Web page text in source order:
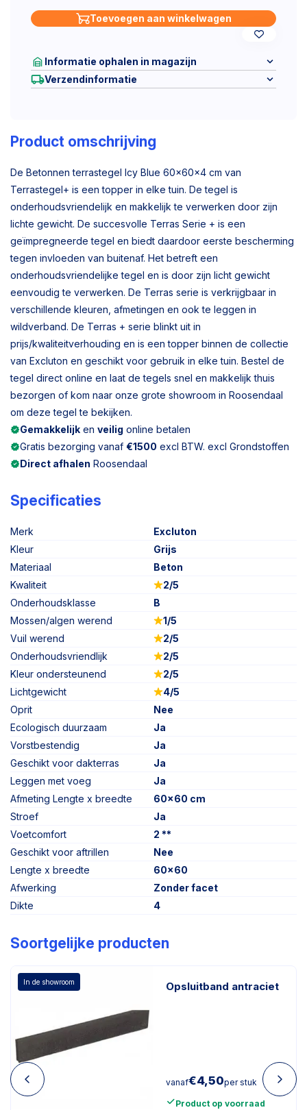
Toevoegen aan winkelwagen
Informatie ophalen in magazijn
Verzendinformatie
Product omschrijving
De Betonnen terrastegel Icy Blue 60x60x4 cm van
Terrastegel+ is een topper in elke tuin. De tegel is
onderhoudsvriendelijk en makkelijk te verwerken door zijn
lichte gewicht. De succesvolle Terras Serie + is een
geïmpregneerde tegel en biedt daardoor eerste bescherming
tegen invloeden van buitenaf. Het betreft een
onderhoudsvriendelijke tegel en is door zijn licht gewicht
eenvoudig te verwerken. De Terras serie is verkrijgbaar in
verschillende kleuren, afmetingen en ook te leggen in
wildverband. De Terras + serie blinkt uit in
prijs/kwaliteitverhouding en is een topper binnen de collectie
van Excluton en geschikt voor gebruik in elke tuin. Bestel de
tegel direct online en laat de tegels snel en makkelijk thuis
bezorgen of kom naar onze grote showroom in Roosendaal
om deze tegel te bekijken.
Gemakkelijk en veilig online betalen
Gratis bezorging vanaf €1500 excl BTW. excl Grondstoffen
Direct afhalen Roosendaal
Specificaties
Merk
Excluton
Kleur
Grijs
Materiaal
Beton
Kwaliteit
2/5
Onderhoudsklasse
B
Mossen/algen werend
1/5
Vuil werend
2/5
Onderhoudsvriendlijk
2/5
Kleur ondersteunend
2/5
Lichtgewicht
4/5
Oprit
Nee
Ecologisch duurzaam
Ja
Vorstbestendig
Ja
Geschikt voor dakterras
Ja
Leggen met voeg
Ja
Afmeting Lengte x breedte
60x60 cm
Stroef
Ja
Voetcomfort
2 **
Geschikt voor aftrillen
Nee
Lengte x breedte
60x60
Afwerking
Zonder facet
Dikte
4
Soortgelijke producten
In de showroom Opsluitband antraciet
vanaf€4,50per stuk
Product op voorraad